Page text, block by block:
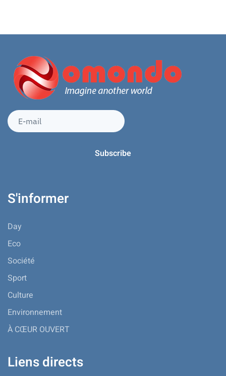
S'informer
Day
Eco
Société
Sport
Culture
Environnement
À CŒUR OUVERT
Liens directs